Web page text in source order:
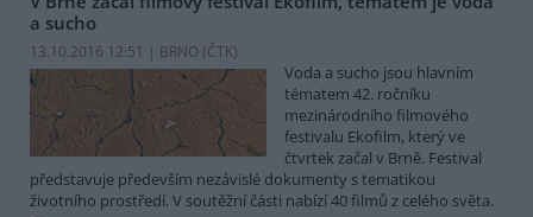
a sucho
13.10.2016 12:51 | BRNO (ČTK)
Voda a sucho jsou hlavním
tématem 42. ročníku
mezinárodního filmového
festivalu Ekofilm, který ve
čtvrtek začal v Brně. Festival
představuje především nezávislé dokumenty s tematikou
životního prostředí. V soutěžní části nabízí 40 filmů z celého světa.